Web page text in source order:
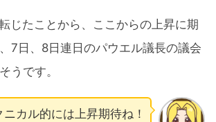
じたことから、ここからの上昇に期
7日、8日連日のパウエル議長の議会
うです。
ニカル的には上昇期待ね！